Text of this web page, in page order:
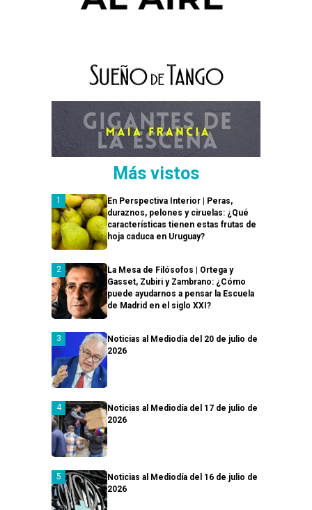
Más vistos
En Perspectiva Interior | Peras,
duraznos, pelones y ciruelas: ¿Qué
características tienen estas frutas de
hoja caduca en Uruguay?
La Mesa de Filósofos | Ortega y
Gasset, Zubiri y Zambrano: ¿Cómo
puede ayudarnos a pensar la Escuela
de Madrid en el siglo XXI?
Noticias al Mediodía del 20 de julio de
2026
Noticias al Mediodía del 17 de julio de
2026
Noticias al Mediodía del 16 de julio de
2026